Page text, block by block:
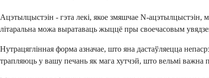
Ацэтылцыстэін - гэта лекі, якое змяшчае N-ацэтылцыстэін,
літаральна можа выратаваць жыццё пры своечасовым
Нутрацяглінная форма азначае, што яна дастаўляецца
трапляюць у вашу печань як мага хутчэй, што вельмі важна